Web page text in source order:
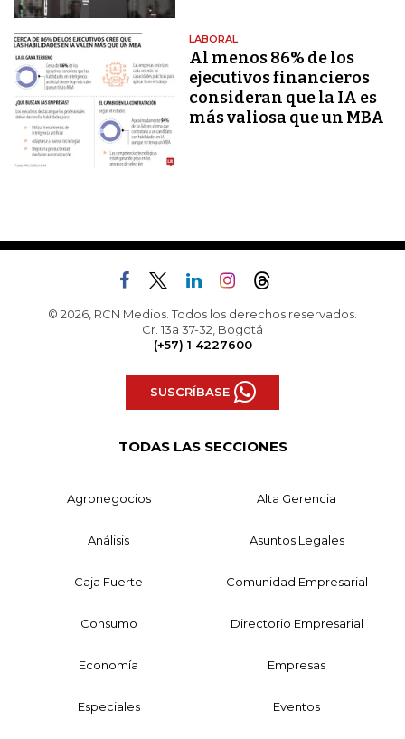
LABORAL
Al menos 86% de los
ejecutivos financieros
consideran que la IA es
más valiosa que un MBA
© 2026, RCN Medios. Todos los derechos reservados.
Cr. 13a 37-32, Bogotá
(+57) 1 4227600
SUSCRÍBASE
TODAS LAS SECCIONES
Agronegocios Alta Gerencia
Análisis Asuntos Legales
Caja Fuerte Comunidad Empresarial
Consumo Directorio Empresarial
Economía Empresas
Especiales Eventos